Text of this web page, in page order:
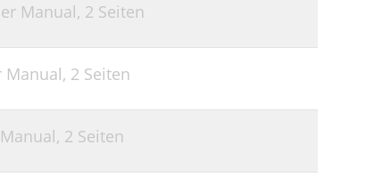
Manual, 2 Seiten
Manual, 2 Seiten
2 Seiten